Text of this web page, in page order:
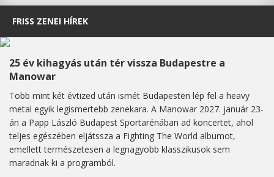
FRISS ZENEI HÍREK
25 év kihagyás után tér vissza Budapestre a
Manowar
Több mint két évtized után ismét Budapesten lép fel a heavy
metal egyik legismertebb zenekara. A Manowar 2027. január 23-
án a Papp László Budapest Sportarénában ad koncertet, ahol
teljes egészében eljátssza a Fighting The World albumot,
emellett természetesen a legnagyobb klasszikusok sem
maradnak ki a programból.